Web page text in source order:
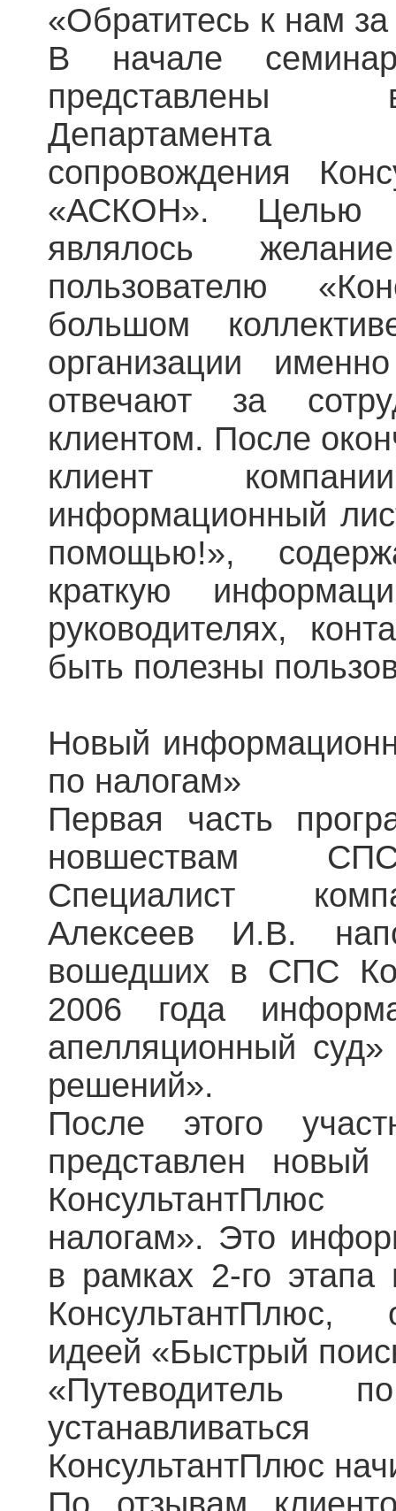
«Обратитесь к нам
В начале
представлены
Департамента
сопровождения
«АСКОН». Целью
являлось
пользователю
большом
организации
отвечают за
клиентом. После
клиент
информационный
помощью!»,
краткую
руководителях,
быть полезны
Новый
по налогам»
Первая часть
новшествам СПС
Специалист
Алексеев И.В.
вошедших в СПС
2006 года
апелляционный
решений».
После этого
представлен
налогам». Это
в рамках 2-го
идеей «Быстрый
«Путеводитель
КонсультантПлюс